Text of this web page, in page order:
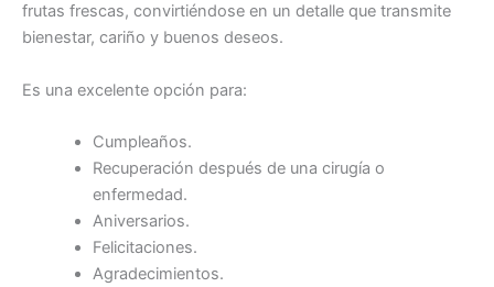
frutas frescas, convirtiéndose en un detalle que transmite
bienestar, cariño y buenos deseos.
Es una excelente opción para:
Cumpleaños.
Recuperación después de una cirugía o
enfermedad.
Aniversarios.
Felicitaciones.
Agradecimientos.